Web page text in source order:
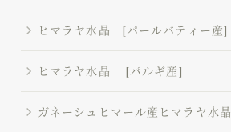
ヒマラヤ水晶 [パールバティー産]
ヒマラヤ水晶 [パルギ産]
ガネーシュヒマール産ヒマラヤ水晶